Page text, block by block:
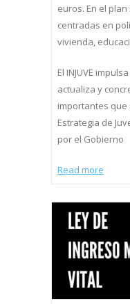
euros. En el
centradas en
vivienda,
El INJUVE
actualiza y
importantes que
Estrategia de
por el Gobierno
Read more